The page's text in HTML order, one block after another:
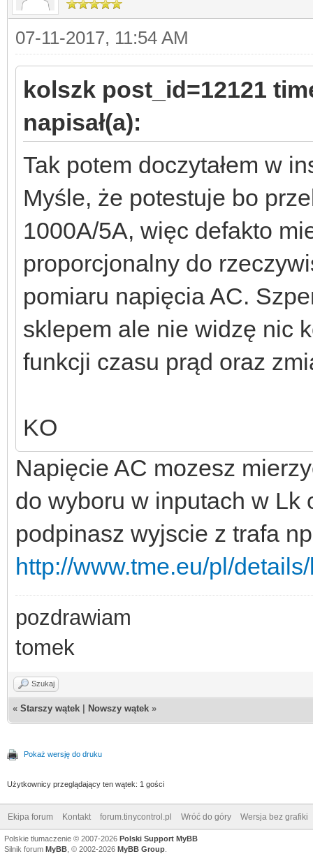
07-11-2017, 11:54 AM
kolszk post_id=12121
napisał(a):
Tak potem doczytałem w
Myśle, że potestuje bo
1000A/5A, więc defakto
proporcjonalny do
pomiaru napięcia AC.
sklepem ale nie widzę nic
funkcji czasu prąd oraz
KO
Napięcie AC mozesz
do wyboru w inputach w Lk
podpinasz wyjscie z trafa
http://www.tme.eu/pl/
pozdrawiam
tomek
Szukaj
« Starszy wątek Nowszy wątek »
Pokaż wersję do druku
Użytkownicy przeglądający ten wątek: 1 gości
Ekipa forum Kontakt forum.tinycontrol.pl Wróć do góry Wersja bez grafiki
Polskie tłumaczenie © 2007-2026 Polski Support MyBB
Silnik forum MyBB , © 2002-2026 MyBB Group